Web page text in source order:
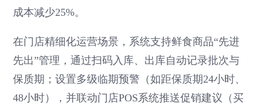
成本减少25%。
在门店精细化运营场景，系统支持鲜食商品“先进
先出”管理，通过扫码入库、出库自动记录批次与
保质期；设置多级临期预警（如距保质期24小时、
48小时），并联动门店POS系统推送促销建议（买